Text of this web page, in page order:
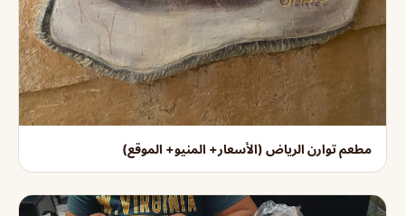
مطعم توارن الرياض (الأسعار+ المنيو+ الموقع)